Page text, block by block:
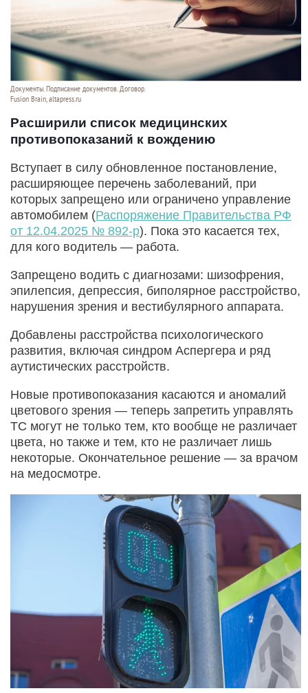
Документы. Подписание документов. Договор.
Fusion Brain, altapress.ru
Расширили список медицинских
противопоказаний к вождению
Вступает в силу обновленное постановление,
расширяющее перечень заболеваний, при
которых запрещено или ограничено управление
автомобилем (Распоряжение Правительства РФ
от 12.04.2025 № 892-р). Пока это касается тех,
для кого водитель — работа.
Запрещено водить с диагнозами: шизофрения,
эпилепсия, депрессия, биполярное расстройство,
нарушения зрения и вестибулярного аппарата.
Добавлены расстройства психологического
развития, включая синдром Аспергера и ряд
аутистических расстройств.
Новые противопоказания касаются и аномалий
цветового зрения — теперь запретить управлять
ТС могут не только тем, кто вообще не различает
цвета, но также и тем, кто не различает лишь
некоторые. Окончательное решение — за врачом
на медосмотре.